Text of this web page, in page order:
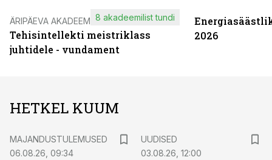
ÄRIPÄEVA AKADEEMIA
Tehisintellekti meistriklass
juhtidele - vundament
8 akadeemilist tundi
2026
HETKEL KUUM
MAJANDUSTULEMUSED
06.08.26, 09:34
UUDISED
03.08.26, 12:00